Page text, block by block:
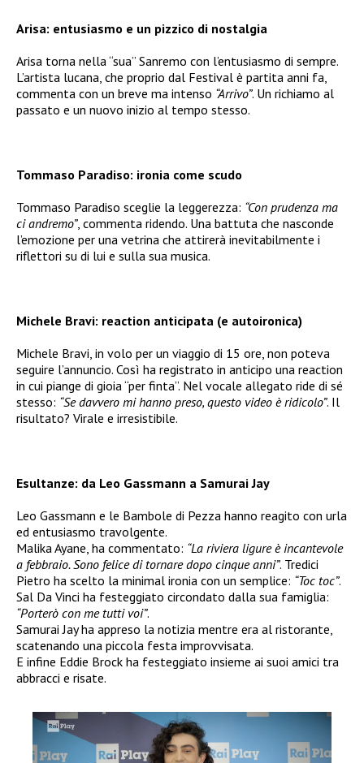
Arisa: entusiasmo e un pizzico di nostalgia
Arisa torna nella “sua” Sanremo con l’entusiasmo di sempre.
L’artista lucana, che proprio dal Festival è partita anni fa,
commenta con un breve ma intenso “Arrivo”. Un richiamo al
passato e un nuovo inizio al tempo stesso.
Tommaso Paradiso: ironia come scudo
Tommaso Paradiso sceglie la leggerezza: “Con prudenza ma
ci andremo”, commenta ridendo. Una battuta che nasconde
l’emozione per una vetrina che attirerà inevitabilmente i
riflettori su di lui e sulla sua musica.
Michele Bravi: reaction anticipata (e autoironica)
Michele Bravi, in volo per un viaggio di 15 ore, non poteva
seguire l’annuncio. Così ha registrato in anticipo una reaction
in cui piange di gioia “per finta”. Nel vocale allegato ride di sé
stesso: “Se davvero mi hanno preso, questo video è ridicolo”. Il
risultato? Virale e irresistibile.
Esultanze: da Leo Gassmann a Samurai Jay
Leo Gassmann e le Bambole di Pezza hanno reagito con urla
ed entusiasmo travolgente.
Malika Ayane, ha commentato: “La riviera ligure è incantevole
a febbraio. Sono felice di tornare dopo cinque anni”. Tredici
Pietro ha scelto la minimal ironia con un semplice: “Toc toc”.
Sal Da Vinci ha festeggiato circondato dalla sua famiglia:
“Porterò con me tutti voi”.
Samurai Jay ha appreso la notizia mentre era al ristorante,
scatenando una piccola festa improvvisata.
E infine Eddie Brock ha festeggiato insieme ai suoi amici tra
abbracci e risate.